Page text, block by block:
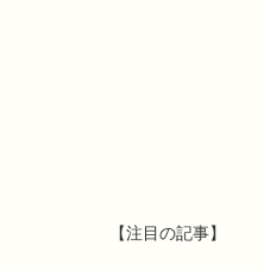
【注目の記事】